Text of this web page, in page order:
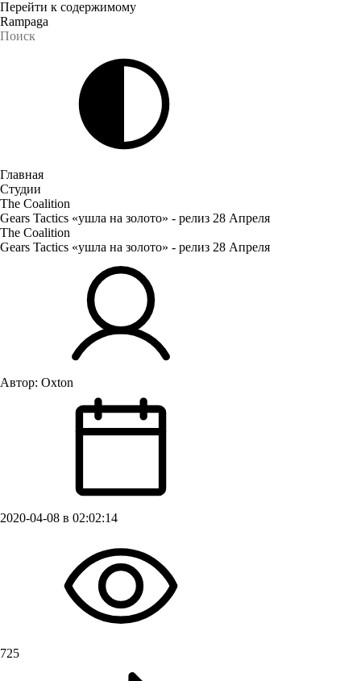
Перейти к содержимому
Rampaga
Главная
Студии
The Coalition
Gears Tactics «ушла на золото» - релиз 28 Апреля
The Coalition
Gears Tactics «ушла на золото» - релиз 28 Апреля
Автор: Oxton
2020-04-08 в 02:02:14
725